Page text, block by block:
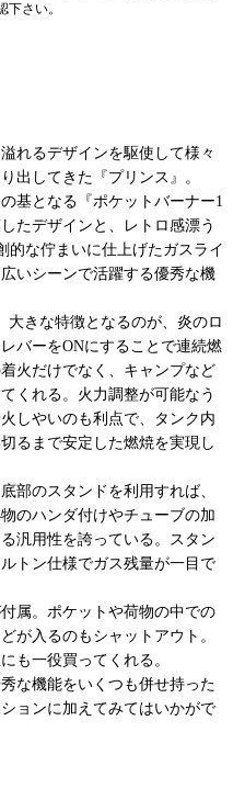
下さい。
れるデザインを駆使して様々
出してきた『プリンス』。
基となる『ポケットバーナー1
たデザインと、レトロ感漂う
的な佇まいに仕上げたガスライ
いシーンで活躍する優秀な機
大きな特徴となるのが、炎のロ
バーをONにすることで連続燃
火だけでなく、キャンプなど
くれる。火力調整が可能なう
しやいのも利点で、タンク内
るまで安定した燃焼を実現し
部のスタンドを利用すれば、
のハンダ付けやチューブの加
汎用性を誇っている。スタン
トン仕様でガス残量が一目で
属。ポケットや荷物の中での
が入るのもシャットアウト。
も一役買ってくれる。
な機能をいくつも併せ持った
ョンに加えてみてはいかがで